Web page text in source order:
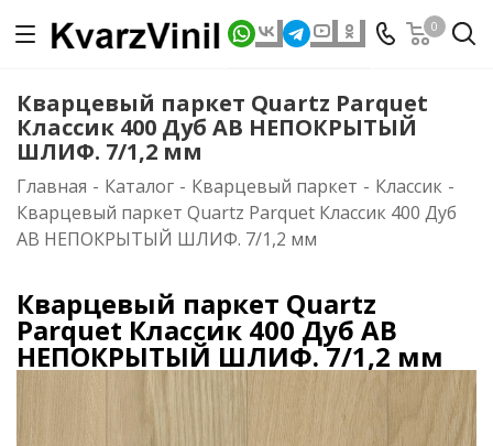
0
Кварцевый паркет Quartz Parquet
Классик 400 Дуб AB НЕПОКРЫТЫЙ
ШЛИФ. 7/1,2 мм
Главная - Каталог - Кварцевый паркет - Классик -
Кварцевый паркет Quartz Parquet Классик 400 Дуб
AB НЕПОКРЫТЫЙ ШЛИФ. 7/1,2 мм
Кварцевый паркет Quartz
Parquet Классик 400 Дуб AB
НЕПОКРЫТЫЙ ШЛИФ. 7/1,2 мм